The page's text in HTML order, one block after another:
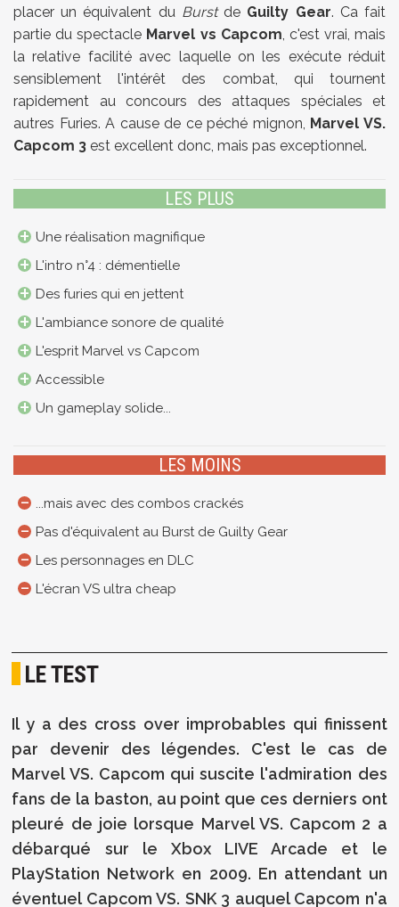
placer un équivalent du Burstde Guilty Gear. Ca fait
partie du spectacle Marvel vs Capcom, c'est vrai, mais
la relative facilité avec laquelle on les exécute réduit
sensiblement l'intérêt des combat, qui tournent
rapidement au concours des attaques spéciales et
autres Furies. A cause de ce péché mignon, Marvel VS.
Capcom 3 est excellent donc, mais pas exceptionnel.
LES PLUS
Une réalisation magnifique
L'intro n°4 : démentielle
Des furies qui en jettent
L'ambiance sonore de qualité
L'esprit Marvel vs Capcom
Accessible
Un gameplay solide...
LES MOINS
...mais avec des combos crackés
Pas d'équivalent au Burst de Guilty Gear
Les personnages en DLC
L'écran VS ultra cheap
LE TEST
Il y a des cross over improbables qui finissent
par devenir des légendes. C'est le cas de
Marvel VS. Capcom qui suscite l'admiration des
fans de la baston, au point que ces derniers ont
pleuré de joie lorsque Marvel VS. Capcom 2 a
débarqué sur le Xbox LIVE Arcade et le
PlayStation Network en 2009. En attendant un
éventuel Capcom VS. SNK 3 auquel Capcom n'a